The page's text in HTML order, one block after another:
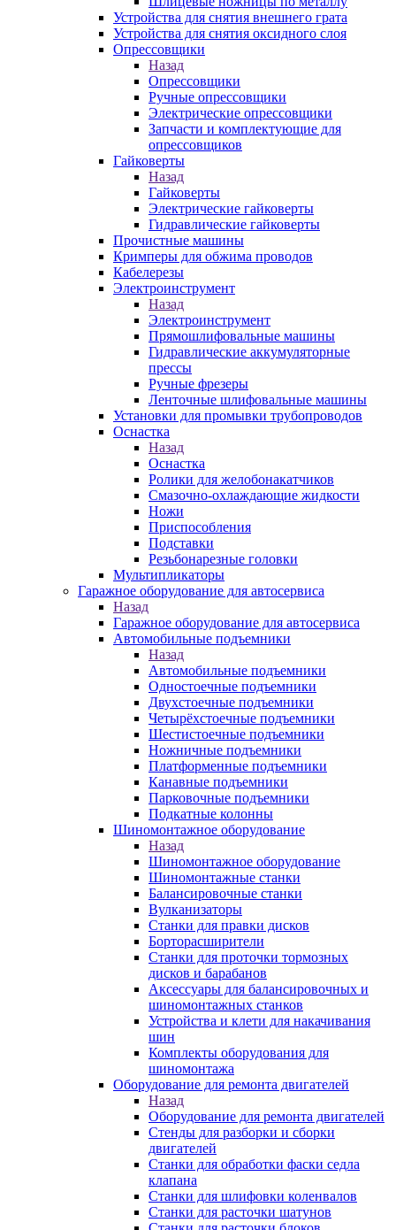
Устройства для снятия внешнего грата
Устройства для снятия оксидного слоя
Опрессовщики
Назад
Опрессовщики
Ручные опрессовщики
Электрические опрессовщики
Запчасти и комплектующие для
опрессовщиков
Гайковерты
Назад
Гайковерты
Электрические гайковерты
Гидравлические гайковерты
Прочистные машины
Кримперы для обжима проводов
Кабелерезы
Электроинструмент
Назад
Электроинструмент
Прямошлифовальные машины
Гидравлические аккумуляторные
прессы
Ручные фрезеры
Ленточные шлифовальные машины
Установки для промывки трубопроводов
Оснастка
Назад
Оснастка
Ролики для желобонакатчиков
Смазочно-охлаждающие жидкости
Ножи
Приспособления
Подставки
Резьбонарезные головки
Мультипликаторы
Гаражное оборудование для автосервиса
Назад
Гаражное оборудование для автосервиса
Автомобильные подъемники
Назад
Автомобильные подъемники
Одностоечные подъемники
Двухстоечные подъемники
Четырёхстоечные подъемники
Шестистоечные подъемники
Ножничные подъемники
Платформенные подъемники
Канавные подъемники
Парковочные подъемники
Подкатные колонны
Шиномонтажное оборудование
Назад
Шиномонтажное оборудование
Шиномонтажные станки
Балансировочные станки
Вулканизаторы
Станки для правки дисков
Борторасширители
Станки для проточки тормозных
дисков и барабанов
Аксессуары для балансировочных и
шиномонтажных станков
Устройства и клети для накачивания
шин
Комплекты оборудования для
шиномонтажа
Оборудование для ремонта двигателей
Назад
Оборудование для ремонта двигателей
Стенды для разборки и сборки
двигателей
Станки для обработки фаски седла
клапана
Станки для шлифовки коленвалов
Станки для расточки шатунов